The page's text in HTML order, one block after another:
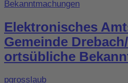
Bekanntmachungen
Elektronisches
Gemeinde
ortsübliche
pgrosslaub